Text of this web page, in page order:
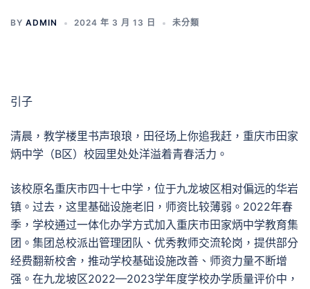
BY ADMIN 2024 年 3 月 13 日 未分類
引子
清晨，教学楼里书声琅琅，田径场上你追我赶，重庆市田家
炳中学（B区）校园里处处洋溢着青春活力。
该校原名重庆市四十七中学，位于九龙坡区相对偏远的华岩
镇。过去，这里基础设施老旧，师资比较薄弱。2022年春
季，学校通过一体化办学方式加入重庆市田家炳中学教育集
团。集团总校派出管理团队、优秀教师交流轮岗，提供部分
经费翻新校舍，推动学校基础设施改善、师资力量不断增
强。在九龙坡区2022—2023学年度学校办学质量评价中，